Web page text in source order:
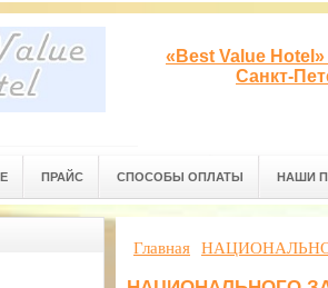
«Best Value
Санкт-
ПРАЙС СПОСОБЫ ОПЛАТЫ НАШИ
Главная